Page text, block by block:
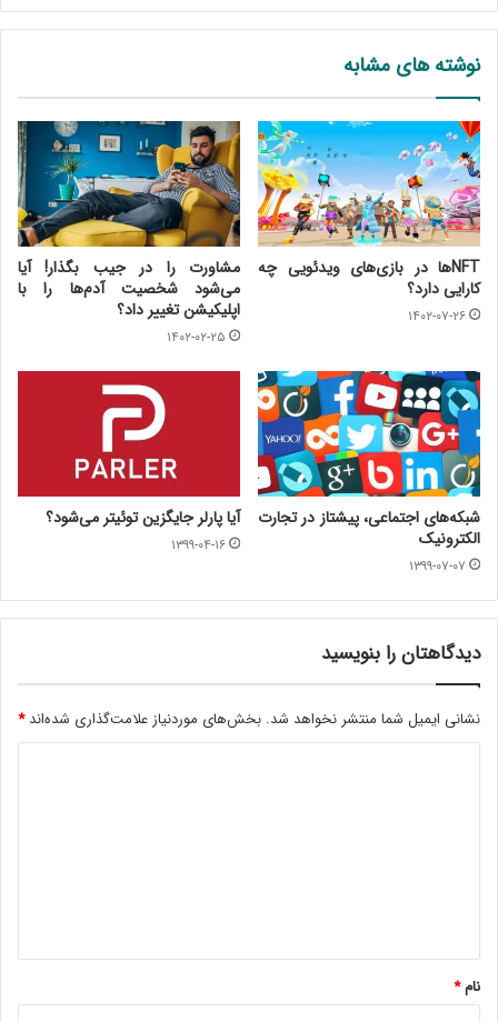
نوشته های مشابه
NFTها در بازی‌های ویدئویی چه
کارایی دارد؟
۱۴۰۲-۰۷-۲۶
مشاورت را در جیب بگذار! آیا
می‌شود شخصیت آدم‌ها را با
اپلیکیشن تغییر داد؟
۱۴۰۲-۰۲-۲۵
شبکه‌های اجتماعی، پیشتاز در تجارت
الکترونیک
۱۳۹۹-۰۷-۰۷
آیا پارلر جایگزین توئیتر می‌شود؟
۱۳۹۹-۰۴-۱۶
دیدگاهتان را بنویسید
نشانی ایمیل شما منتشر نخواهد شد. بخش‌های موردنیاز علامت‌گذاری شده‌اند*
*
نام*